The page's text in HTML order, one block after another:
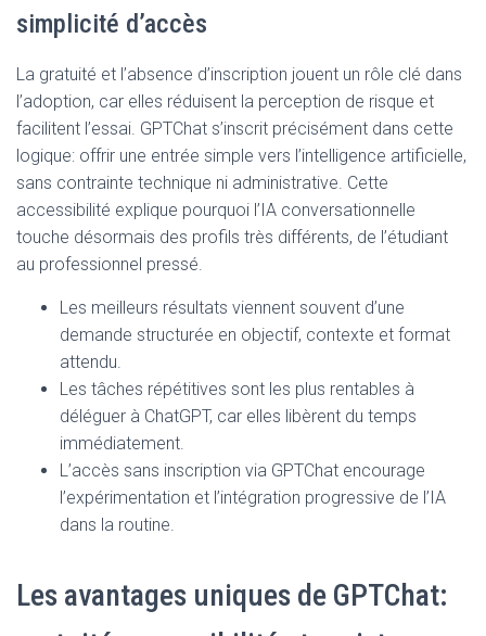
simplicité d’accès
La gratuité et l’absence d’inscription jouent un rôle clé dans
l’adoption, car elles réduisent la perception de risque et
facilitent l’essai. GPTChat s’inscrit précisément dans cette
logique: offrir une entrée simple vers l’intelligence artificielle,
sans contrainte technique ni administrative. Cette
accessibilité explique pourquoi l’IA conversationnelle
touche désormais des profils très différents, de l’étudiant
au professionnel pressé.
Les meilleurs résultats viennent souvent d’une
demande structurée en objectif, contexte et format
attendu.
Les tâches répétitives sont les plus rentables à
déléguer à ChatGPT, car elles libèrent du temps
immédiatement.
L’accès sans inscription via GPTChat encourage
l’expérimentation et l’intégration progressive de l’IA
dans la routine.
Les avantages uniques de GPTChat: